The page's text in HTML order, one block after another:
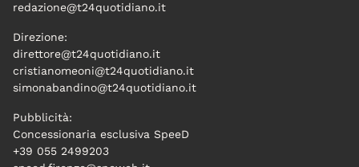
redazione@t24quotidiano.it
Direzione:
direttore@t24quotidiano.it
cristianomeoni@t24quotidiano.it
simonabandino@t24quotidiano.it
Pubblicità:
Concessionaria esclusiva SpeeD
+39 055 2499203